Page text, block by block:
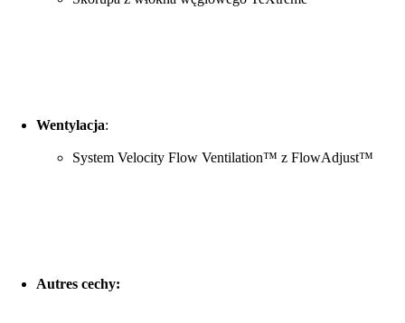
Wentylacja:
System Velocity Flow Ventilation™ z FlowAdjust™
Autres cechy: